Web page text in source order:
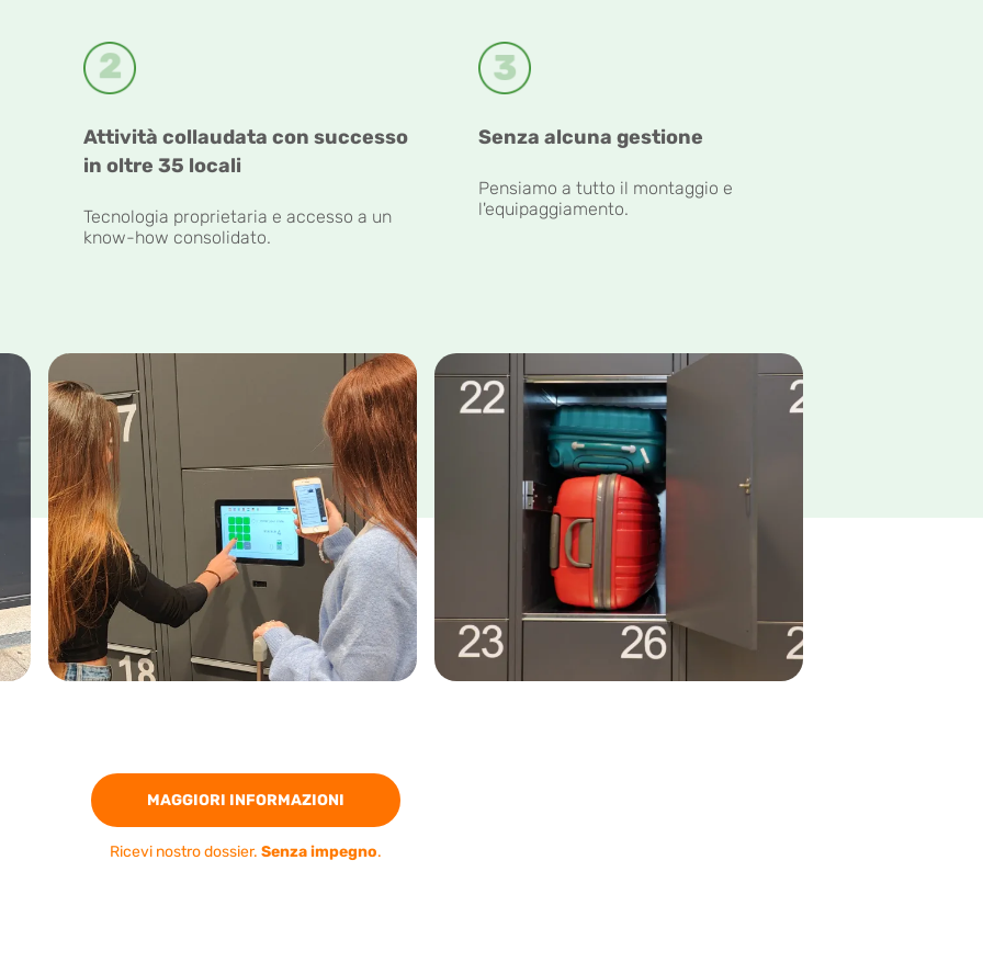
Attività collaudata con successo
in oltre 35 locali
Tecnologia proprietaria e accesso a un
know-how consolidato.
Senza alcuna gestione
Pensiamo a tutto il montaggio e
l'equipaggiamento.
MAGGIORI INFORMAZIONI
Ricevi nostro dossier. Senza impegno.